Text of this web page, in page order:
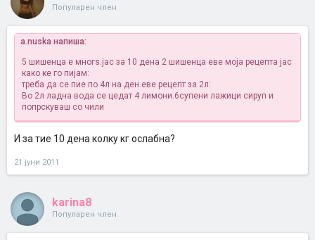
Популарен член
a.nuska напиша:
5 шишенца е многѕ.јас за 10 дена 2 шишенца еве моја рецепта јас
како ке го пијам:
треба да се пие по 4л на ден.еве рецепт за 2л:
Во 2л ладна вода се цедат 4 лимони.6супени лажици сируп и
попрскуваш со чили
И за тие 10 дена колку кг ослабна?
21 јуни 2011
karina8
Популарен член